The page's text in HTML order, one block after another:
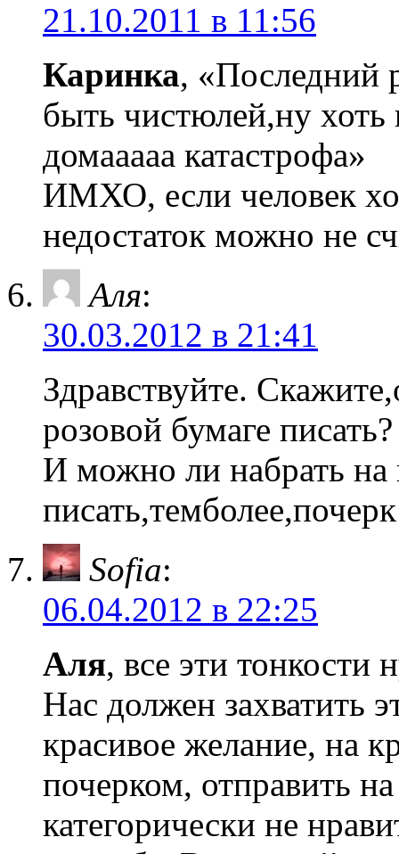
21.10.2011 в 11:56
Каринка, «Последний
быть чистюлей,ну хоть
домааааа катастрофа»
ИМХО, если человек
недостаток можно не
Аля:
30.03.2012 в 21:41
Здравствуйте.
розовой бумаге писать?
И можно ли набрать на
Sofia:
06.04.2012 в 22:25
Аля, все эти тонкости
Нас должен захватить
красивое желание, на
почерком, отправить
категорически не